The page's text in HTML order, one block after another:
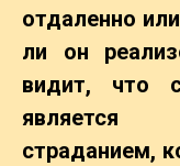
отдаленно
ли он
видит, что
является
страданием,